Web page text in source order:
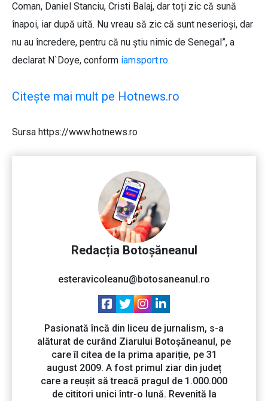
Coman, Daniel Stanciu, Cristi Balaj, dar toți zic că sună
înapoi, iar după uită. Nu vreau să zic că sunt neserioși, dar
nu au încredere, pentru că nu știu nimic de Senegal”, a
declarat N`Doye, conform iamsport.ro.
Citește mai mult pe Hotnews.ro
Sursa https://www.hotnews.ro
Redacția Botoșăneanul
esteravicoleanu@botosaneanul.ro
Pasionată încă din liceu de jurnalism, s-a
alăturat de curând Ziarului Botoșăneanul, pe
care îl citea de la prima apariție, pe 31
august 2009. A fost primul ziar din județ
care a reușit să treacă pragul de 1.000.000
de cititori unici într-o lună. Revenită la